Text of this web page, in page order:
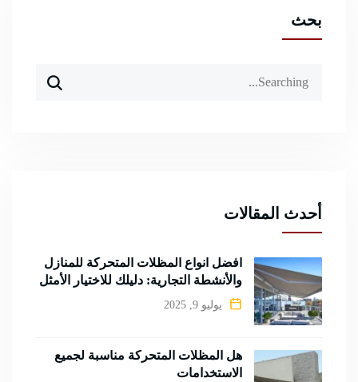
بحث
أحدث المقالات
أفضل أنواع المظلات المتحركة للمنازل
والأنشطة التجارية: دليلك للاختيار الأمثل
يوليو 9, 2025
هل المظلات المتحركة مناسبة لجميع
الاستخدامات